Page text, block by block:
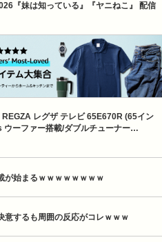
『妹は知っている』『ヤニねこ』 配信
レグザ テレビ 65E670R (65イン
ーファー搭載/ダブルチューナー…
が始まるｗｗｗｗｗｗｗｗ
意するも周囲の反応がコレｗｗｗ